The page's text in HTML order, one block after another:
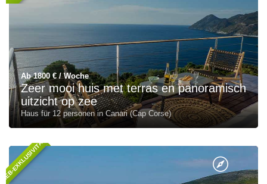
Ab 1800 € / Woche
Zeer mooi huis met terras en panoramisch
uitzicht op zee
Haus für 12 personen in Canari (Cap Corse)
WEB-EXKLUSIVITÄT